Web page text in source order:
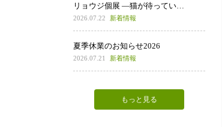
リョウジ個展 ―猫が待ってい…
2026.07.22 新着情報
夏季休業のお知らせ2026
2026.07.21 新着情報
もっと見る